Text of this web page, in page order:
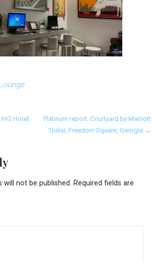
Hotel,
Platinum report: Courtyard by Marriott
Tbilisi, Freedom Square, Georgia →
will not be published. Required fields are